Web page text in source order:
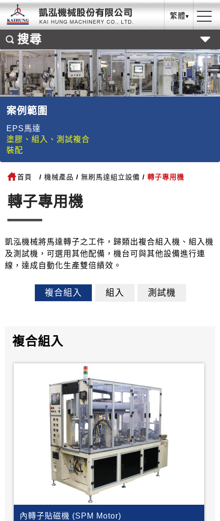
繁體
搜尋
案例範圍
EPS馬達
塗膠、組入、測試複合
裝配
首頁 機械產品 無刷馬達組立設備 轉子專用機
轉子專用機
凱泓機械將馬達轉子之工件，歸類出複合組入機、組入機
及測試機，可選用其他配備，機台可與其他設備進行連
線，達成自動化生產雙倍績效。
複合組入 組入 測試機
複合組入
內轉子貼磁機 (SPM Motor)